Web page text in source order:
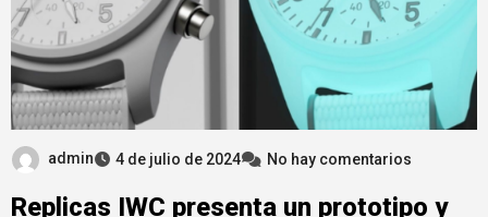
admin 4 de julio de 2024 No hay comentarios
Replicas IWC presenta un prototipo y